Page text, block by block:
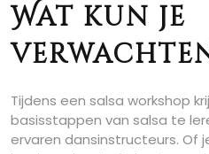
Wat kun je
Tijdens een salsa workshop
basisstappen van salsa te
ervaren dansinstructeurs. Of